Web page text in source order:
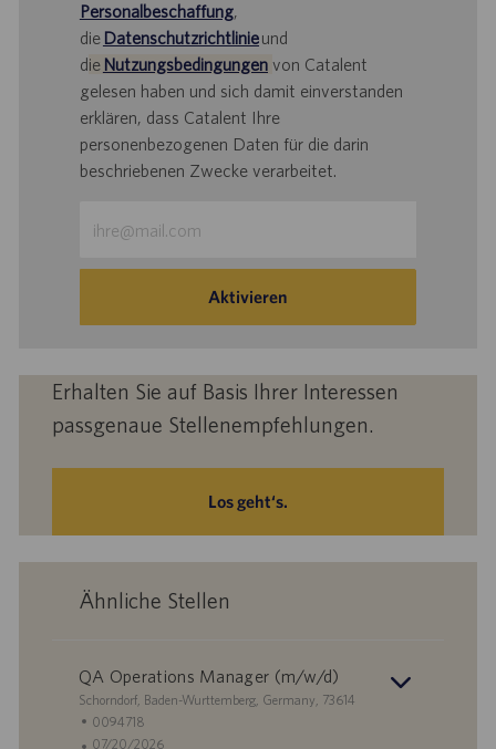
Personalbeschaffung,
die Datenschutzrichtlinieund
die Nutzungsbedingungen von Catalent
gelesen haben und sich damit einverstanden
erklären, dass Catalent Ihre
personenbezogenen Daten für die darin
beschriebenen Zwecke verarbeitet.
Mail-
Adresse
Aktivieren
Erhalten Sie auf Basis Ihrer Interessen
passgenaue Stellenempfehlungen.
Los geht‘s.
Ähnliche Stellen
QA Operations Manager (m/w/d)
S
a
Schorndorf, Baden-Wurttemberg, Germany, 73614
S
t
0094718
A
07/20/2026